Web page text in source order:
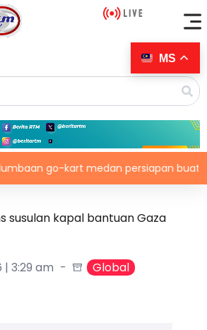
go-kart medan persiapan buat Putera
susulan kapal bantuan Gaza
3:29 am
Global
MS